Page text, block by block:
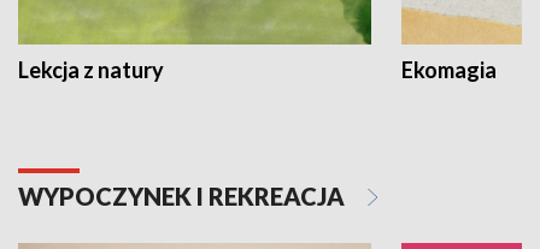
Lekcja z natury Ekomagia
WYPOCZYNEK I REKREACJA